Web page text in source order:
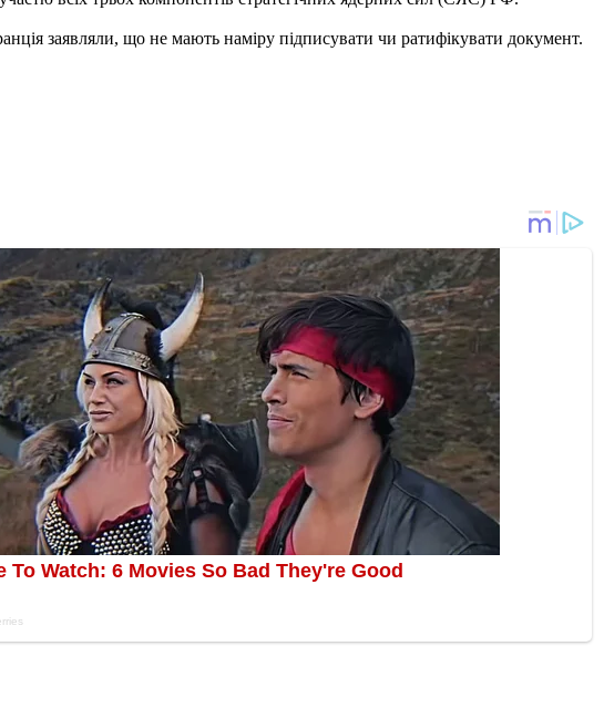
заявляли, що не мають наміру підписувати чи ратифікувати документ.